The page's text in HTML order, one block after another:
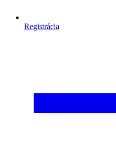
Registrácia